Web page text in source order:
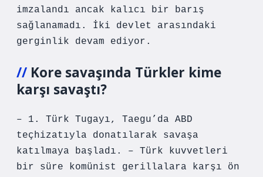
imzalandı ancak kalıcı bir barış
sağlanamadı. İki devlet arasındaki
gerginlik devam ediyor.
Kore savaşında Türkler kime
karşı savaştı?
– 1. Türk Tugayı, Taegu’da ABD
teçhizatıyla donatılarak savaşa
katılmaya başladı. – Türk kuvvetleri
bir süre komünist gerillalara karşı ön